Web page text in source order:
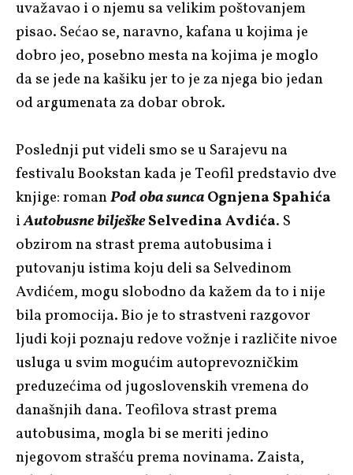
uvažavao i o njemu sa velikim poštovanjem
pisao. Sećao se, naravno, kafana u kojima je
dobro jeo, posebno mesta na kojima je moglo
da se jede na kašiku jer to je za njega bio jedan
od argumenata za dobar obrok.
Poslednji put videli smo se u Sarajevu na
festivalu Bookstan kada je Teofil predstavio dve
knjige: romanPod oba suncaOgnjena Spahića
iAutobusne bilješkeSelvedina Avdića. S
obzirom na strast prema autobusima i
putovanju istima koju deli sa Selvedinom
Avdićem, mogu slobodno da kažem da to i nije
bila promocija. Bio je to strastveni razgovor
ljudi koji poznaju redove vožnje i različite nivoe
usluga u svim mogućim autoprevozničkim
preduzećima od jugoslovenskih vremena do
današnjih dana. Teofilova strast prema
autobusima, mogla bi se meriti jedino
njegovom strašću prema novinama. Zaista,